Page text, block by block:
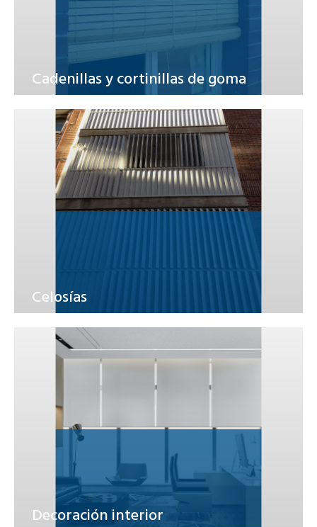
Cadenillas y cortinillas de goma
Celosías
Decoración interior